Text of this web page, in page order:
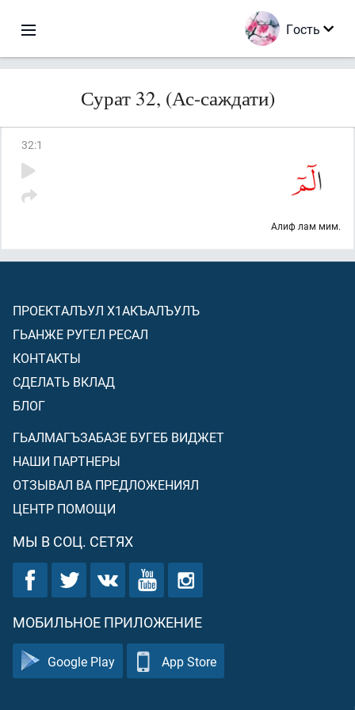
Гость
Сурат 32, (Ас-саждати)
32:1
Алиф лам мим.
ПРОЕКТАЛЪУЛ Х1АКЪАЛЪУЛЪ
ГЬАНЖЕ РУГЕЛ РЕСАЛ
КОНТАКТЫ
СДЕЛАТЬ ВКЛАД
БЛОГ
ГЬАЛМАГЪЗАБАЗЕ БУГЕБ ВИДЖЕТ
НАШИ ПАРТНЕРЫ
ОТЗЫВАЛ ВА ПРЕДЛОЖЕНИЯЛ
ЦЕНТР ПОМОЩИ
МЫ В СОЦ. СЕТЯХ
МОБИЛЬНОЕ ПРИЛОЖЕНИЕ
Google Play App Store